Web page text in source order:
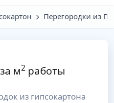
Перегородки из
за м2работы
из гипсокартона